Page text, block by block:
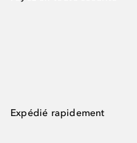
Expédié rapidement